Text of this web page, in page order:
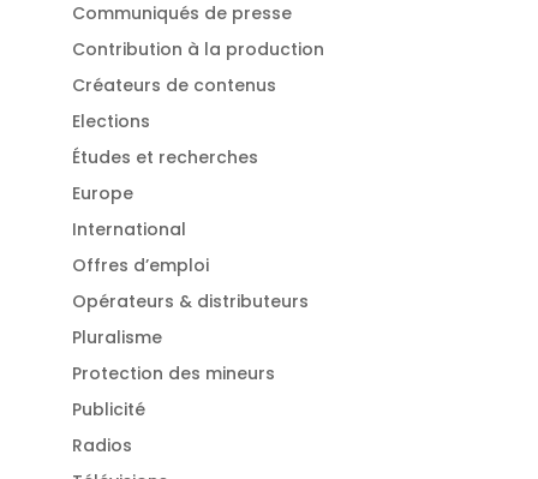
Communiqués de presse
Contribution à la production
Créateurs de contenus
Elections
Études et recherches
Europe
International
Offres d’emploi
Opérateurs & distributeurs
Pluralisme
Protection des mineurs
Publicité
Radios